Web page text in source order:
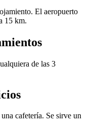
El aeropuerto
15 km.
de las 3
cafetería. Se sirve un